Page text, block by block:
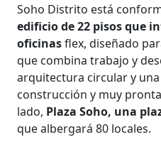
Soho Distrito está
edificio de 22 pisos que
oficinasflex, diseñado
que combina trabajo y
arquitectura circular y
construcción y muy
lado, Plaza Soho, una
que albergará 80 locales.